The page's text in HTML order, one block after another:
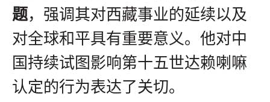
题，强调其对西藏事业的延续以及
对全球和平具有重要意义。他对中
国持续试图影响第十五世达赖喇嘛
认定的行为表达了关切。